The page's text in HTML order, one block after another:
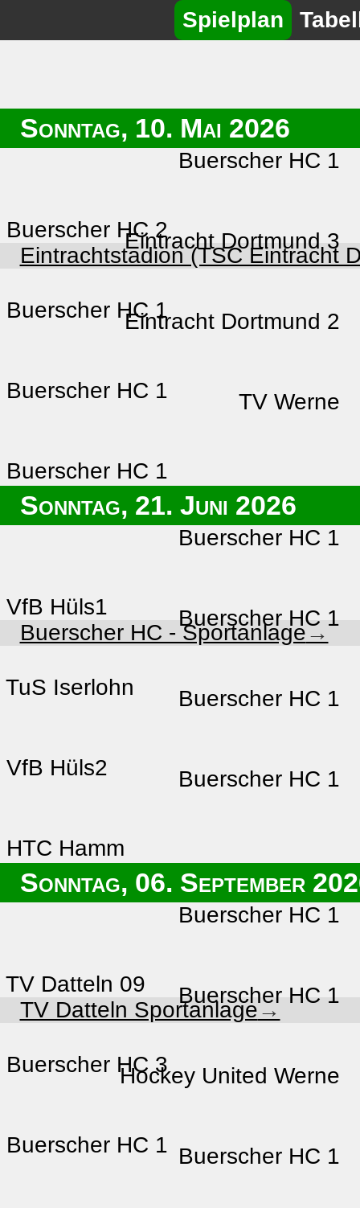
Spielplan
Sonntag, 10. Mai 2026
Buerscher HC 1
Buerscher HC 2
Eintrachtstadion (TSC Eintracht
Eintracht Dortmund 3
Buerscher HC 1Eintracht Dortmund 2
Buerscher HC 1 TV Werne
Buerscher HC 1
Sonntag, 21. Juni 2026
Buerscher HC 1
VfB Hüls1
Buerscher HC - Sportanlage
Buerscher HC 1
TuS Iserlohn Buerscher HC 1
VfB Hüls2 Buerscher HC 1
HTC Hamm
Sonntag, 06. September
Buerscher HC 1
TV Datteln 09
TV Datteln Sportanlage
Buerscher HC 1
Buerscher HC 3Hockey United Werne
Buerscher HC 1 Buerscher HC 1